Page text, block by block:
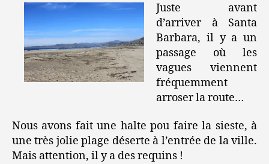
Juste avant
d’arriver à Santa
Barbara, il y a un
passage où les
vagues viennent
fréquemment
arroser la route…
Nous avons fait une halte pou faire la sieste, à
une très jolie plage déserte à l’entrée de la ville.
Mais attention, il y a des requins !